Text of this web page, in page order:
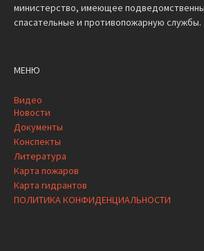
министерство, имеющее
спасательные и противопожарную службы.
МЕНЮ
Видео
Новости
Документы
Конспекты
Литература
Карта пожаров
Карта гидрантов
ПОЛИТИКА КОНФИДЕНЦИАЛЬНОСТИ